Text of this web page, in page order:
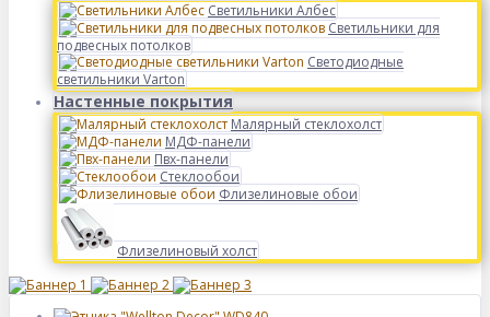
Светильники Албес
Светильники для
подвесных потолков
Светодиодные
светильники Varton
Настенные покрытия
Малярный стеклохолст
МДФ-панели
Пвх-панели
Стеклообои
Флизелиновые обои
Флизелиновый холст